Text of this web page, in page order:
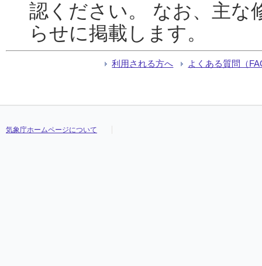
認ください。 なお、主な
らせに掲載します。
利用される方へ よくある質問（
気象庁ホームページについて